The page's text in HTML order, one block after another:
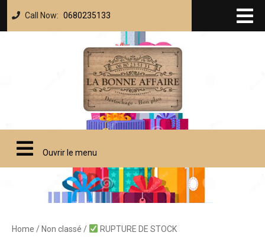
Call Now: 0680235133
Ouvrir le menu
Home / Non classé / RUPTURE DE STOCK